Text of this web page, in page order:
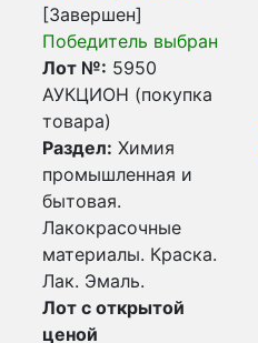
[Завершен]
Победитель выбран
Лот №: 5950
АУКЦИОН (покупка
товара)
Раздел: Химия
промышленная и
бытовая.
Лакокрасочные
материалы. Краска.
Лак. Эмаль.
Лот с открытой
ценой